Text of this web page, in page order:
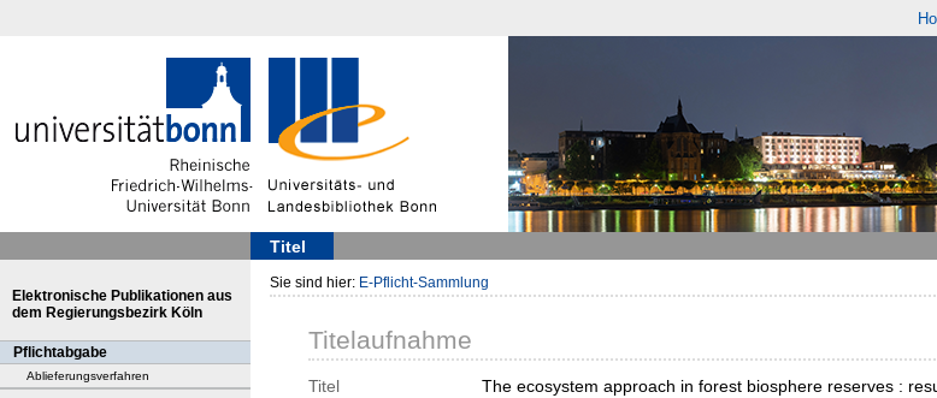
Titel
Elektronische Publikationen aus
dem Regierungsbezirk Köln
Pflichtabgabe
Ablieferungsverfahren
Sie sind hier: E-Pflicht-Sammlung
Titelaufnahme
Titel
The ecosystem approach in forest biosphere reserves :